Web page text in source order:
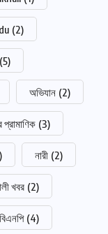
(2)
(5)
অভিযান (2)
প্রামাণিক (3)
নারী (2)
খবর (2)
বিএনপি (4)